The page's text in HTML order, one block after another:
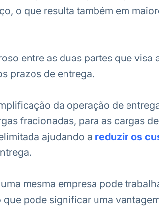
o que resulta também em
entre as duas partes que visa
prazos de entrega.
da operação de
fracionadas, para as cargas
ajudando a reduzir os
mesma empresa pode
pode significar uma